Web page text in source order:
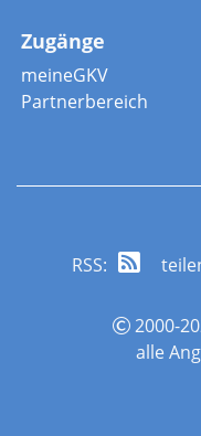
Zugänge
meineGKV
Partnerbereich
RSS:
2000-
alle